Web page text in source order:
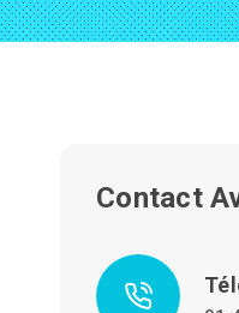
Contact